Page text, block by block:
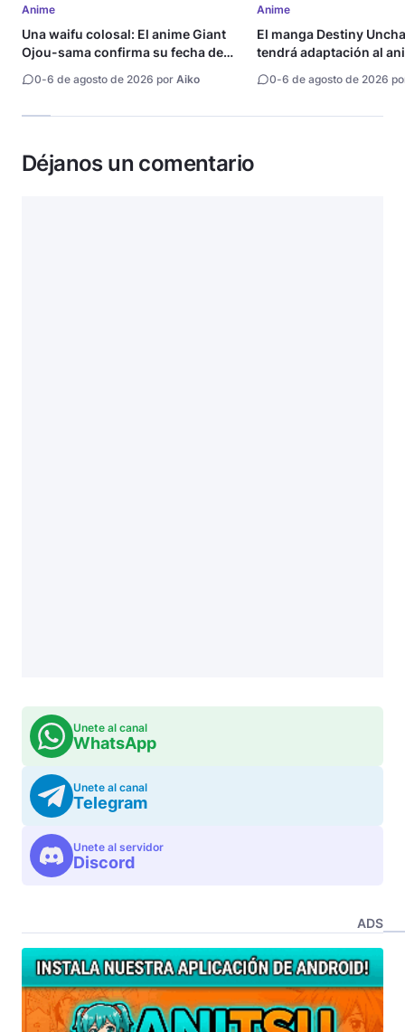
Anime
Una waifu colosal: El anime Giant
Ojou-sama confirma su fecha de
0-6 de agosto de 2026 por Aiko
Anime
El manga Destiny
tendrá adaptación al
0-6 de agosto de 2026
Déjanos un comentario
Unete al canal
WhatsApp
Unete al canal
Telegram
Unete al servidor
Discord
ADS